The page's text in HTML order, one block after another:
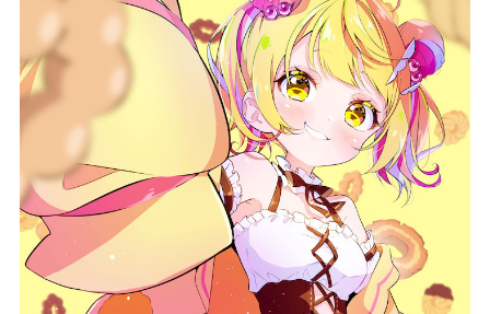
LINK
muevoクラウドファンディング
muevoコミュニティ
ぶいクラ！by muevo
ぶいコミュ！by muevo
ぶいマガ！ by muevo